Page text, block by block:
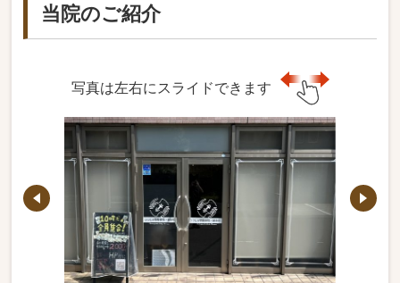
当院のご紹介
写真は左右にスライドできます